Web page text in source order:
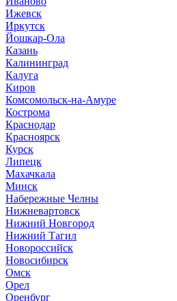
Ижевск
Иркутск
Йошкар-Ола
Казань
Калининград
Калуга
Киров
Комсомольск-на-Амуре
Кострома
Краснодар
Красноярск
Курск
Липецк
Махачкала
Минск
Набережные Челны
Нижневартовск
Нижний Новгород
Нижний Тагил
Новороссийск
Новосибирск
Омск
Орел
Оренбург